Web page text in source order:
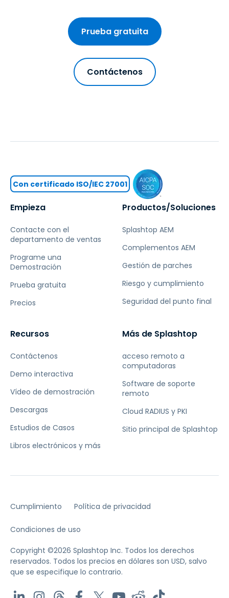
Prueba gratuita
Contáctenos
Empieza
Contacte con el
departamento de ventas
Programe una
Demostración
Prueba gratuita
Precios
Productos/Soluciones
Splashtop AEM
Complementos AEM
Gestión de parches
Riesgo y cumplimiento
Seguridad del punto final
Recursos
Contáctenos
Demo interactiva
Vídeo de demostración
Descargas
Estudios de Casos
Libros electrónicos y más
Más de Splashtop
acceso remoto a
computadoras
Software de soporte
remoto
Cloud RADIUS y PKI
Sitio principal de Splashtop
Con certificado ISO/IEC 27001
Cumplimiento Política de privacidad
Condiciones de uso
Copyright ©2026 Splashtop Inc. Todos los derechos
reservados. Todos los precios en dólares son USD, salvo
que se especifique lo contrario.